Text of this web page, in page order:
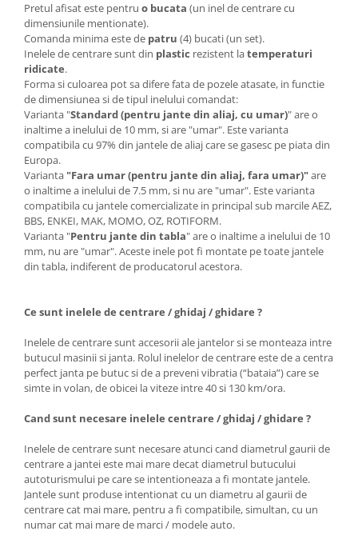
Pretul afisat este pentru o bucata (un inel de centrare cu
dimensiunile mentionate).
Comanda minima este de patru (4) bucati (un set).
Inelele de centrare sunt din plastic rezistent latemperaturi
ridicate.
Forma si culoarea pot sa difere fata de pozele atasate, in functie
de dimensiunea si de tipul inelului comandat:
Varianta "Standard (pentru jante din aliaj, cu umar)" are o
inaltime a inelului de 10 mm, si are "umar". Este varianta
compatibila cu 97% din jantele de aliaj care se gasesc pe piata din
Europa.
Varianta "Fara umar (pentru jante din aliaj, fara umar)"are
o inaltime a inelului de 7.5 mm, si nu are "umar". Este varianta
compatibila cu jantele comercializate in principal sub marcile AEZ,
BBS, ENKEI, MAK, MOMO, OZ, ROTIFORM.
Varianta "Pentru jante din tabla" are o inaltime a inelului de 10
mm, nu are "umar". Aceste inele pot fi montate pe toate jantele
din tabla, indiferent de producatorul acestora.
Ce sunt inelele de centrare / ghidaj / ghidare ?
Inelele de centrare sunt accesorii ale jantelor si se monteaza intre
butucul masinii si janta. Rolul inelelor de centrare este de a centra
perfect janta pe butuc si de a preveni vibratia (“bataia”) care se
simte in volan, de obicei la viteze intre 40 si 130 km/ora.
Cand sunt necesare inelele centrare / ghidaj / ghidare ?
Inelele de centrare sunt necesare atunci cand diametrul gaurii de
centrare a jantei este mai mare decat diametrul butucului
autoturismului pe care se intentioneaza a fi montate jantele.
Jantele sunt produse intentionat cu un diametru al gaurii de
centrare cat mai mare, pentru a fi compatibile, simultan, cu un
numar cat mai mare de marci / modele auto.